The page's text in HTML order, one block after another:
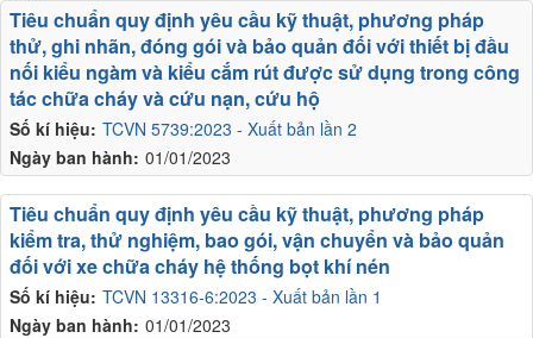
Số kí hiệu: TCVN 5739:2023 - Xuất bản lần 2
Ngày ban hành: 01/01/2023
Tiêu chuẩn quy định yêu cầu kỹ thuật, phương pháp
thử, ghi nhãn, đóng gói và bảo quản đối với thiết bị đầu
nối kiểu ngàm và kiểu cắm rút được sử dụng trong công
tác chữa cháy và cứu nạn, cứu hộ
Số kí hiệu: TCVN 13316-6:2023 - Xuất bản lần 1
Ngày ban hành: 01/01/2023
Tiêu chuẩn quy định yêu cầu kỹ thuật, phương pháp
kiểm tra, thử nghiệm, bao gói, vận chuyển và bảo quản
đối với xe chữa cháy hệ thống bọt khí nén